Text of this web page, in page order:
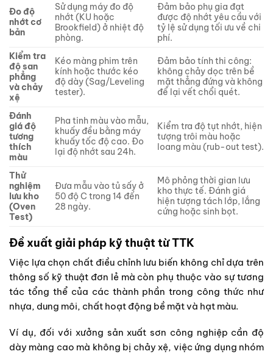
Đo độ
nhớt cơ
bản
Sử dụng máy đo độ
nhớt (KU hoặc
Brookfield) ở nhiệt độ
phòng.
Đảm bảo phụ gia đạt
được độ nhớt yêu cầu với
tỷ lệ sử dụng tối ưu về chi
phí.
Kiểm tra
độ san
phẳng
và chảy
xệ
Kéo màng phim trên
kính hoặc thước kéo
độ dày (Sag/Leveling
tester).
Đảm bảo tính thi công:
không chảy dọc trên bề
mặt thẳng đứng và không
để lại vết chổi quét.
Đánh
giá độ
tương
thích
màu
Pha tinh màu vào mẫu,
khuấy đều bằng máy
khuấy tốc độ cao. Đo
lại độ nhớt sau 24h.
Kiểm tra độ tụt nhớt, hiện
tượng trôi màu hoặc
loang màu (rub-out test).
Thử
nghiệm
lưu kho
(Oven
Test)
Đưa mẫu vào tủ sấy ở
50 độ C trong 14 đến
28 ngày.
Mô phỏng thời gian lưu
kho thực tế. Đánh giá
hiện tượng tách lớp, lắng
cứng hoặc sinh bọt.
Đề xuất giải pháp kỹ thuật từ TTK
Việc lựa chọn chất điều chỉnh lưu biến không chỉ dựa trên
thông số kỹ thuật đơn lẻ mà còn phụ thuộc vào sự tương
tác tổng thể của các thành phần trong công thức như
nhựa, dung môi, chất hoạt động bề mặt và hạt màu.
Ví dụ, đối với xưởng sản xuất sơn công nghiệp cần độ
dày màng cao mà không bị chảy xệ, việc ứng dụng nhóm